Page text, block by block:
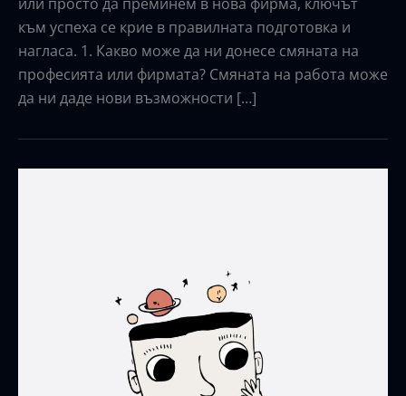
към успеха се крие в правилната подготовка и
нагласа. 1. Какво може да ни донесе смяната на
професията или фирмата? Смяната на работа може
да ни даде нови възможности […]